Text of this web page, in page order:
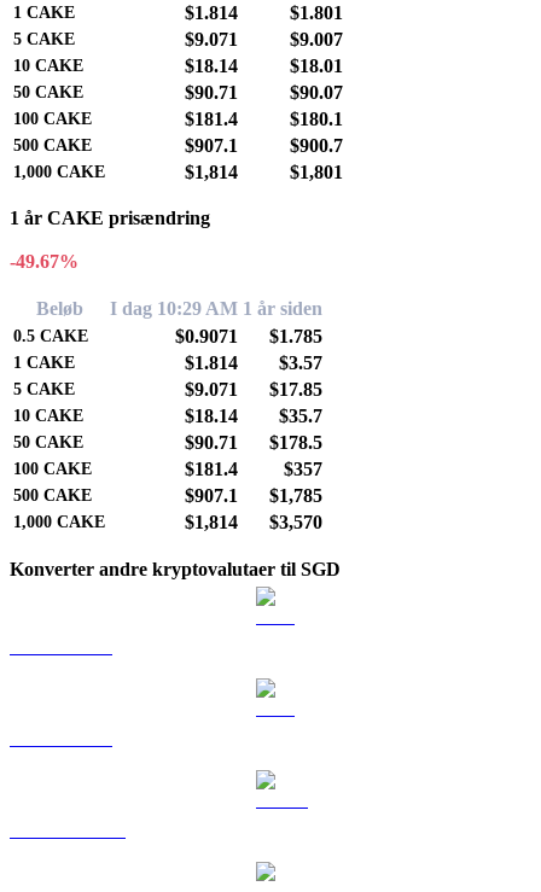
1 CAKE $1.814 $1.801
5 CAKE $9.071 $9.007
10 CAKE $18.14 $18.01
50 CAKE $90.71 $90.07
100 CAKE $181.4 $180.1
500 CAKE $907.1 $900.7
1,000 CAKE $1,814 $1,801
1 år CAKE prisændring
-49.67%
Beløb I dag 10:29 AM 1 år siden
0.5 CAKE $0.9071 $1.785
1 CAKE $1.814 $3.57
5 CAKE $9.071 $17.85
10 CAKE $18.14 $35.7
50 CAKE $90.71 $178.5
100 CAKE $181.4 $357
500 CAKE $907.1 $1,785
1,000 CAKE $1,814 $3,570
Konverter andre kryptovalutaer til SGD